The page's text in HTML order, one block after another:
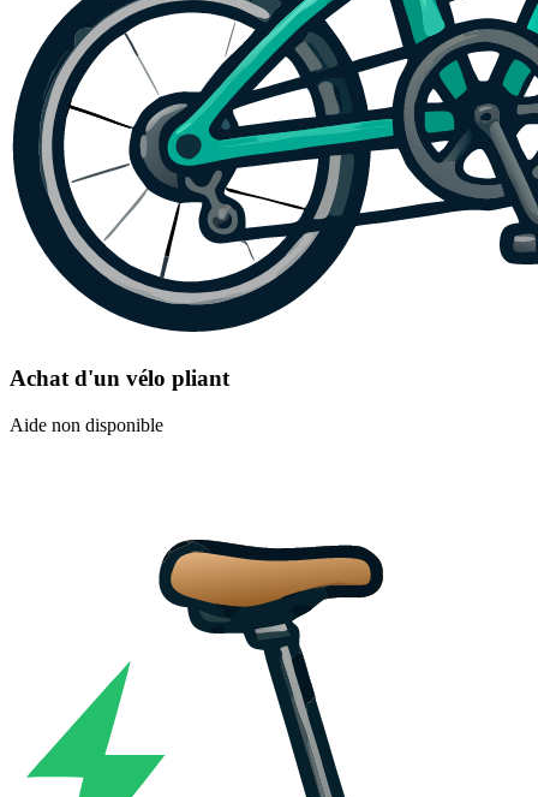
Achat d'un vélo pliant
Aide non disponible